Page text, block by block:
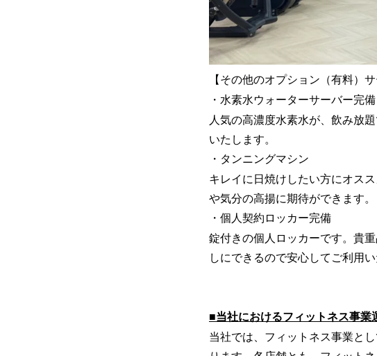
【その他のオプション（有料）サ
・水素水ウォーターサーバー完備
人気の高濃度水素水が、飲み放
いたします。
・タンニングマシン
キレイに日焼けしたい方にオス
や気分の高揚に期待ができます。
・個人契約ロッカー完備
錠付きの個人ロッカーです。貴
しにできるので安心してご利用い
■当社におけるフィットネス事業
当社では、フィットネス事業と